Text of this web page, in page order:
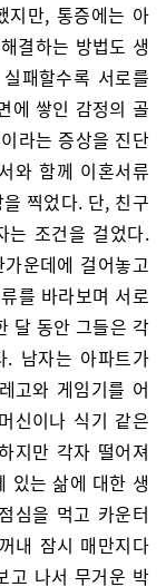
지만, 통증에는 아
결하는 방법도 생
패할수록 서로를
에 쌓인 감정의 골
라는 증상을 진단
와 함께 이혼서류
찍었다. 단, 친구
는 조건을 걸었다.
운데에 걸어놓고
를 바라보며 서로
달 동안 그들은 각
. 남자는 아파트가
고와 게임기를 어
신이나 식기 같은
지만 각자 떨어져
있는 삶에 대한 생
심을 먹고 카운터
내 잠시 매만지다
고 나서 무거운 박